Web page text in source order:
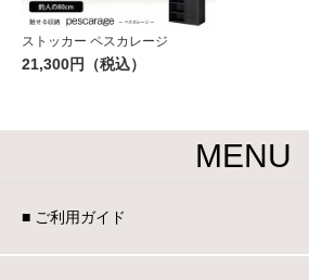
ストッカー ペスカレージ
21,300円（税込）
MENU
■ ご利用ガイド